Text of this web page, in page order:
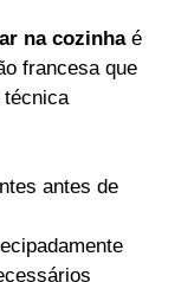
na cozinhaé
francesa que
técnica
antes de